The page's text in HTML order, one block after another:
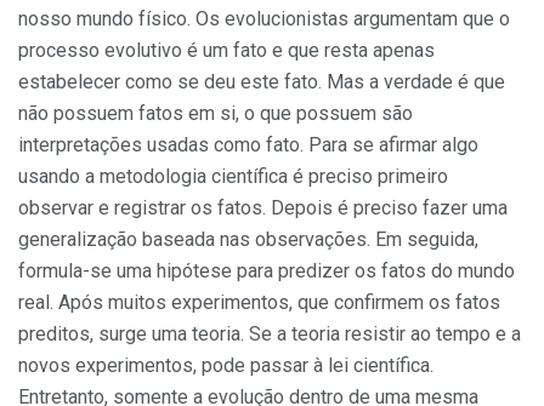
nosso mundo físico. Os evolucionistas argumentam que o
processo evolutivo é um fato e que resta apenas
estabelecer como se deu este fato. Mas a verdade é que
não possuem fatos em si, o que possuem são
interpretações usadas como fato. Para se afirmar algo
usando a metodologia científica é preciso primeiro
observar e registrar os fatos. Depois é preciso fazer uma
generalização baseada nas observações. Em seguida,
formula-se uma hipótese para predizer os fatos do mundo
real. Após muitos experimentos, que confirmem os fatos
preditos, surge uma teoria. Se a teoria resistir ao tempo e a
novos experimentos, pode passar à lei científica.
Entretanto, somente a evolução dentro de uma mesma